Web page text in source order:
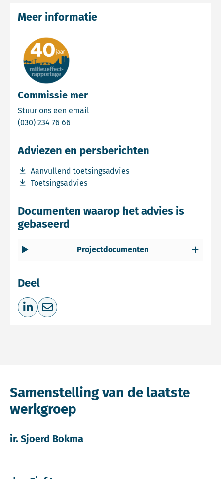
Commissie mer
Stuur ons een email
(030) 234 76 66
Meer informatie
Adviezen en persberichten
Aanvullend toetsingsadvies
Download bestand Aanvullend toetsingsadvies
Toetsingsadvies
Download bestand Toetsingsadvies
Documenten waarop het advies is
gebaseerd
Projectdocumenten
Deel
Deel op LinkedIn
Deel via e-mail
Samenstelling van de laatste
werkgroep
ir. Sjoerd Bokma